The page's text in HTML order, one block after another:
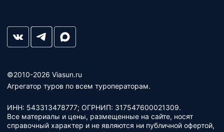
©2010-2026 Viasun.ru
Агрегатор туров по всем туроператорам.
ИНН: 543313478777; ОГРНИП: 317547600021309.
Все материалы и цены, размещенные на сайте, носят
справочный характер и не являются ни публичной офертой,